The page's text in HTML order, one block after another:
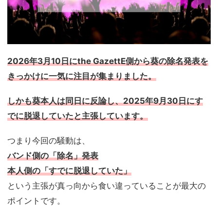
2026年3月10日にthe GazettE側から葵の除名発表を
きっかけに一気に注目が集まりました。
しかも葵本人は同日に反論し、2025年9月30日にす
でに脱退していたと主張しています。
つまり今回の騒動は、
バンド側の「除名」発表
本人側の「すでに脱退していた」
という主張が真っ向から食い違っていることが最大の
ポイントです。